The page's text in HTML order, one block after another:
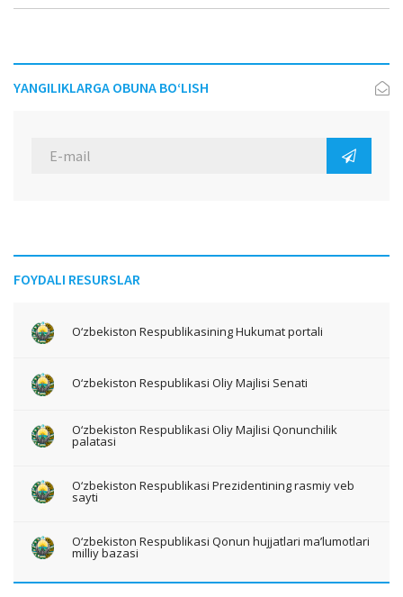
YANGILIKLARGA OBUNA BO‘LISH
FOYDALI RESURSLAR
O‘zbekiston Respublikasining Hukumat portali
O‘zbekiston Respublikasi Oliy Majlisi Senati
O‘zbekiston Respublikasi Oliy Majlisi Qonunchilik
palatasi
O‘zbekiston Respublikasi Prezidentining rasmiy veb
sayti
O‘zbekiston Respublikasi Qonun hujjatlari ma’lumotlari
milliy bazasi